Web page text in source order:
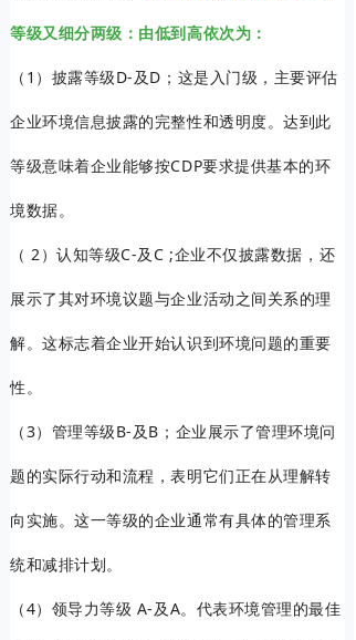
等级又细分两级：由低到高依次为：
（1）披露等级D-及D；这是入门级，主要评估
企业环境信息披露的完整性和透明度。达到此
等级意味着企业能够按CDP要求提供基本的环
境数据。
（ 2）认知等级C-及C ;企业不仅披露数据，还
展示了其对环境议题与企业活动之间关系的理
解。这标志着企业开始认识到环境问题的重要
性。
（3）管理等级B-及B；企业展示了管理环境问
题的实际行动和流程，表明它们正在从理解转
向实施。这一等级的企业通常有具体的管理系
统和减排计划。
（4）领导力等级 A-及A。代表环境管理的最佳